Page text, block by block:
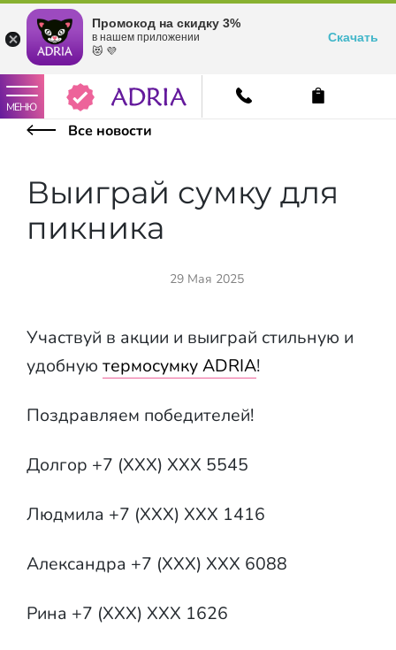
Промокод на скидку 3%
в нашем приложении
😻 💜
Скачать
МЕНЮ
Все новости
Выиграй сумку для
пикника
29 Мая 2025
Участвуй в акции и выиграй стильную и
удобную термосумку ADRIA!
Поздравляем победителей!
Долгор +7 (XXX) XXX 5545
Людмила +7 (XXX) XXX 1416
Александра +7 (XXX) XXX 6088
Рина +7 (XXX) XXX 1626